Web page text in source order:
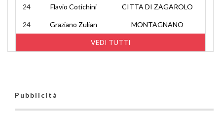
VEDI TUTTI
24 Flavio Cotichini CITTA DI ZAGAROLO
24 Graziano Zulian MONTAGNANO
Pubblicità